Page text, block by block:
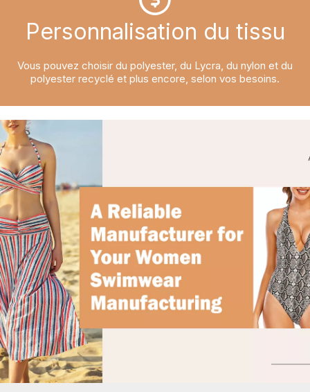
Personnalisation du tissu​​​​​​​
Vous pouvez choisir du polyester, du Lycra, du nylon et du
polyester recyclé et plus encore, selon vos besoins.